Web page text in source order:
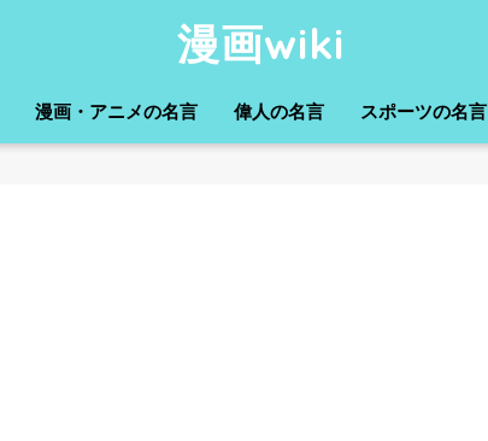
漫画wiki
漫画・アニメの名言 偉人の名言 スポーツの名言